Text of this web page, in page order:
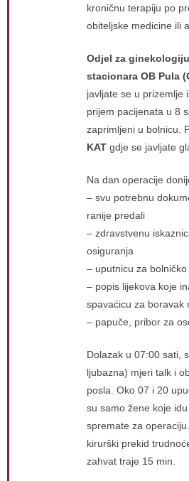
kroničnu terapiju po
obiteljske medicine ili
Odjel za ginekologiju
stacionara OB Pula
javljate se u prizemlje
prijem pacijenata u 8
zaprimljeni u bolnicu.
KAT gdje se javljate
Na dan operacije
– svu potrebnu
ranije predali
– zdravstvenu
osiguranja
– uputnicu za bolničko
– popis lijekova koje
spavaćicu za boravak
– papuče, pribor za
Dolazak u 07:00 sati,
ljubazna) mjeri talk i
posla. Oko 07 i 20
su samo žene koje
spremate za
kirurški prekid
zahvat traje 15 min.